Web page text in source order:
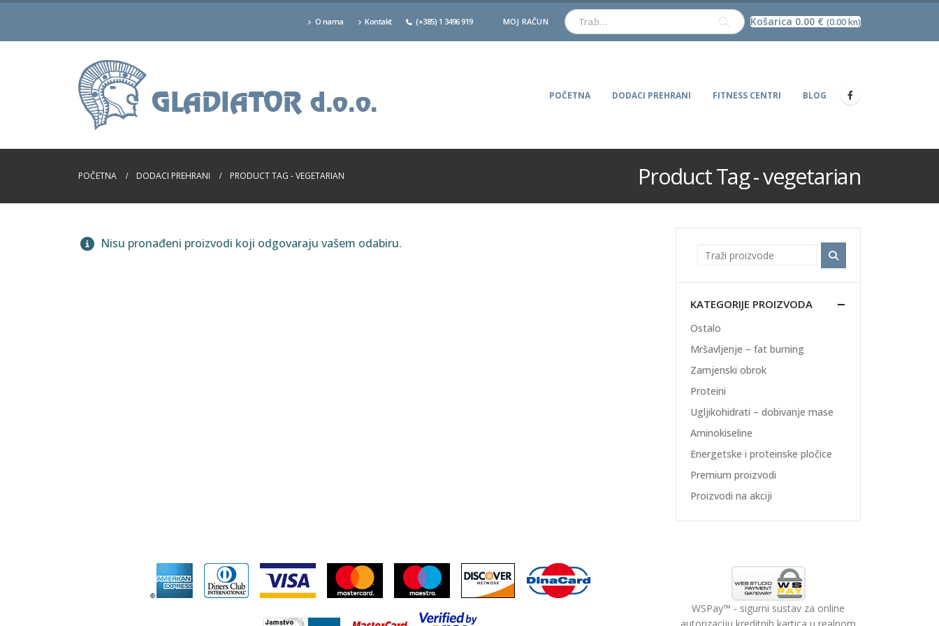
O nama Kontakt (+385) 1 3496 919 MOJ RAČUN Košarica 0.00 € (0.00 kn)
POČETNA DODACI PREHRANI FITNESS CENTRI BLOG
POČETNA DODACI PREHRANI PRODUCT TAG -VEGETARIAN Product Tag - vegetarian
Nisu pronađeni proizvodi koji odgovaraju vašem odabiru.
KATEGORIJE PROIZVODA
Ostalo
Mršavljenje – fat burning
Zamjenski obrok
Proteini
Ugljikohidrati – dobivanje mase
Aminokiseline
Energetske i proteinske pločice
Premium proizvodi
Proizvodi na akciji
WSPay™ - sigurni sustav za online